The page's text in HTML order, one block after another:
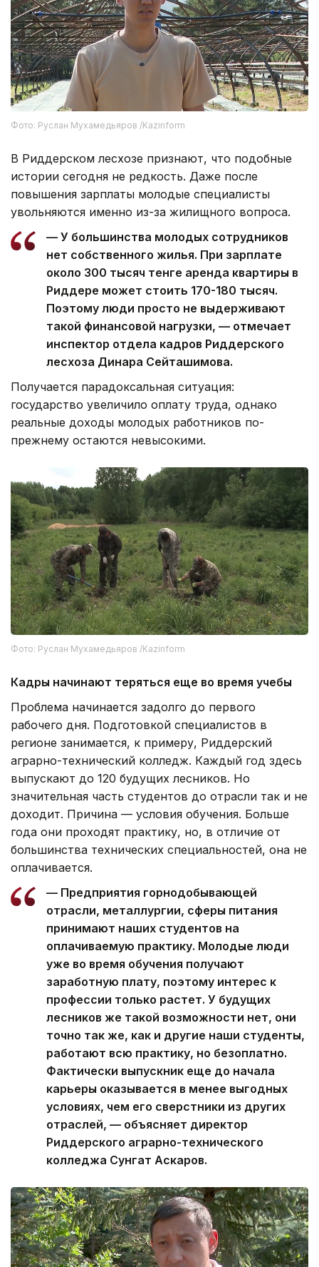
В Риддерском лесхозе признают, что подобные
истории сегодня не редкость. Даже после
повышения зарплаты молодые специалисты
увольняются именно из-за жилищного вопроса.
— У большинства молодых сотрудников
нет собственного жилья. При зарплате
около 300 тысяч тенге аренда квартиры в
Риддере может стоить 170-180 тысяч.
Поэтому люди просто не выдерживают
такой финансовой нагрузки, — отмечает
инспектор отдела кадров Риддерского
Получается парадоксальная ситуация:
государство увеличило оплату труда, однако
реальные доходы молодых работников по-
Кадры начинают теряться еще во время учебы
Проблема начинается задолго до первого
рабочего дня. Подготовкой специалистов в
регионе занимается, к примеру, Риддерский
аграрно-технический колледж. Каждый год здесь
выпускают до 120 будущих лесников. Но
значительная часть студентов до отрасли так и не
доходит. Причина — условия обучения. Больше
года они проходят практику, но, в отличие от
большинства технических специальностей, она не
оплачивается.
— Предприятия горнодобывающей
отрасли, металлургии, сферы питания
принимают наших студентов на
оплачиваемую практику. Молодые люди
уже во время обучения получают
заработную плату, поэтому интерес к
профессии только растет. У будущих
лесников же такой возможности нет, они
точно так же, как и другие наши студенты,
работают всю практику, но безоплатно.
Фактически выпускник еще до начала
карьеры оказывается в менее выгодных
условиях, чем его сверстники из других
отраслей, — объясняет директор
Риддерского аграрно-технического